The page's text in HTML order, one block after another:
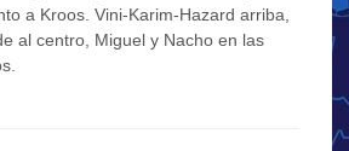
a Kroos. Vini-Karim-Hazard arriba,
al centro, Miguel y Nacho en las